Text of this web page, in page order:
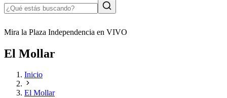
Mira la Plaza Independencia en VIVO
El Mollar
Inicio
El Mollar